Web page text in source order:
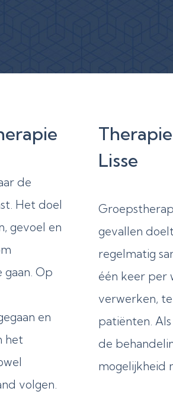
de
Het doel
gevoel en
Op
en
het
volgen.
Lisse
gevallen
regelmatig
één keer per
verwerken,
patiënten.
de
mogelijkheid